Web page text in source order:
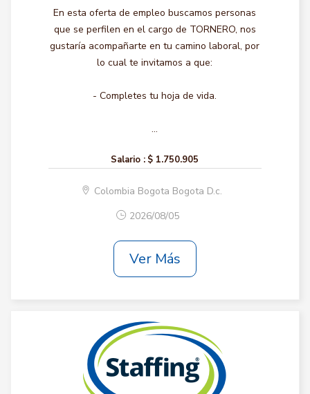
En esta oferta de empleo buscamos personas
que se perfilen en el cargo de TORNERO, nos
gustaría acompañarte en tu camino laboral, por
lo cual te invitamos a que:
- Completes tu hoja de vida.
...
Salario : $ 1.750.905
Colombia Bogota Bogota D.c.
2026/08/05
Ver Más